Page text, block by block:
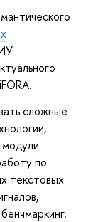
сложные
по
текстовых